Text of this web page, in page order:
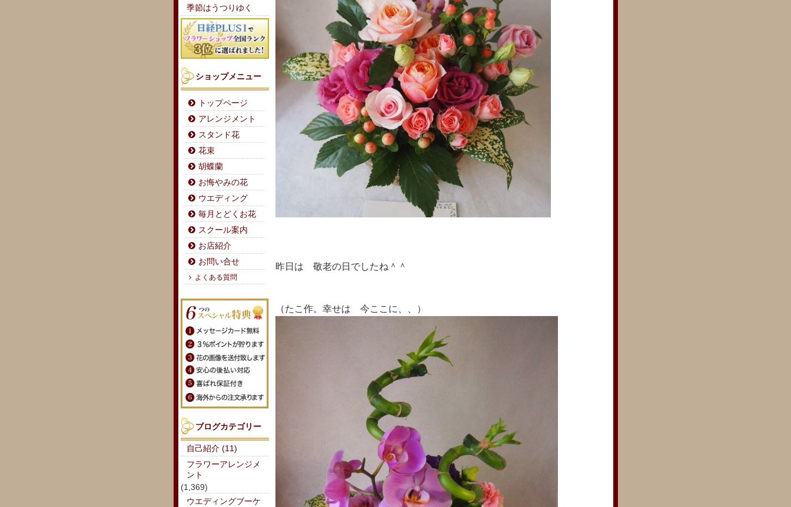
昨日は 敬老の日でしたね＾＾
（たこ作。幸せは 今ここに、、）
季節はうつりゆく
ショップメニュー
トップページ
アレンジメント
スタンド花
花束
胡蝶蘭
お悔やみの花
ウエディング
毎月とどくお花
スクール案内
お店紹介
お問い合せ
よくある質問
ブログカテゴリー
自己紹介 (11)
フラワーアレンジメ
ント
(1,369)
ウエディングブーケ